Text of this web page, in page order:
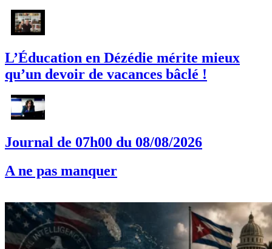
L’Éducation en Dézédie mérite mieux
qu’un devoir de vacances bâclé !
Journal de 07h00 du 08/08/2026
A ne pas manquer